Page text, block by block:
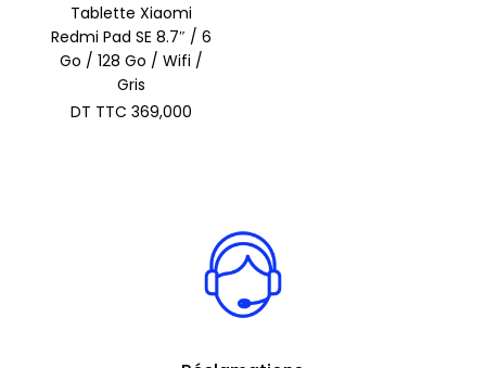
Tablette Xiaomi
Redmi Pad SE 8.7″ / 6
Go / 128 Go / Wifi /
Gris
DT TTC 369,000